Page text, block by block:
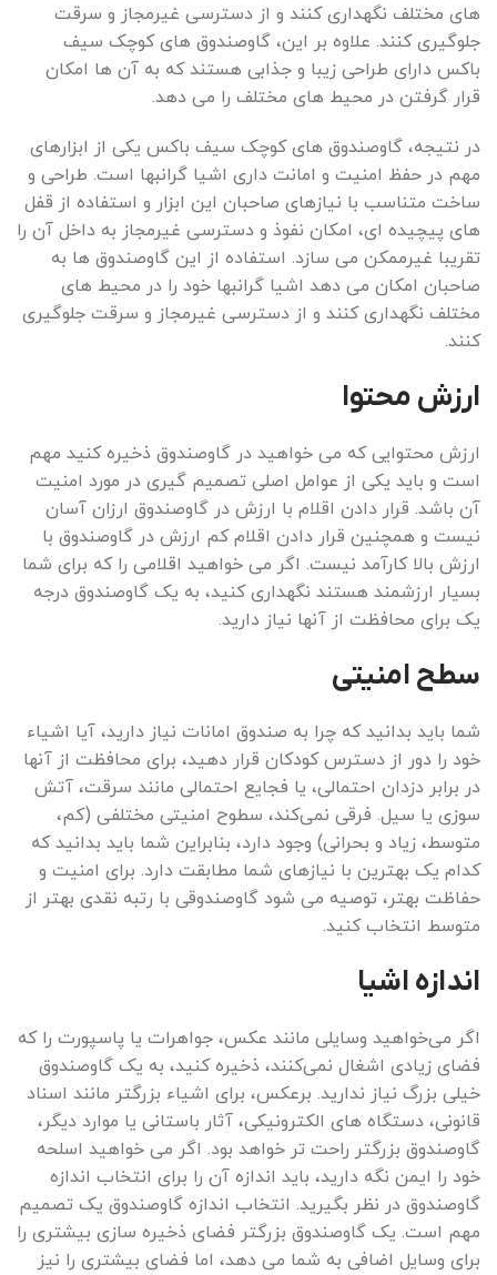
های مختلف نگهداری کنند و از دسترسی غیرمجاز و سرقت
جلوگیری کنند. علاوه بر این، گاوصندوق های کوچک سیف
باکس دارای طراحی زیبا و جذابی هستند که به آن ها امکان
قرار گرفتن در محیط های مختلف را می دهد.
در نتیجه، گاوصندوق های کوچک سیف باکس یکی از ابزارهای
مهم در حفظ امنیت و امانت داری اشیا گرانبها است. طراحی و
ساخت متناسب با نیازهای صاحبان این ابزار و استفاده از قفل
های پیچیده ای، امکان نفوذ و دسترسی غیرمجاز به داخل آن را
تقریبا غیرممکن می سازد. استفاده از این گاوصندوق ها به
صاحبان امکان می دهد اشیا گرانبها خود را در محیط های
مختلف نگهداری کنند و از دسترسی غیرمجاز و سرقت جلوگیری
کنند.
ارزش محتوا
ارزش محتوایی که می خواهید در گاوصندوق ذخیره کنید مهم
است و باید یکی از عوامل اصلی تصمیم گیری در مورد امنیت
آن باشد. قرار دادن اقلام با ارزش در گاوصندوق ارزان آسان
نیست و همچنین قرار دادن اقلام کم ارزش در گاوصندوق با
ارزش بالا کارآمد نیست. اگر می خواهید اقلامی را که برای شما
بسیار ارزشمند هستند نگهداری کنید، به یک گاوصندوق درجه
یک برای محافظت از آنها نیاز دارید.
سطح امنیتی
شما باید بدانید که چرا به صندوق امانات نیاز دارید، آیا اشیاء
خود را دور از دسترس کودکان قرار دهید، برای محافظت از آنها
در برابر دزدان احتمالی، یا فجایع احتمالی مانند سرقت، آتش
سوزی یا سیل. فرقی نمی‌کند، سطوح امنیتی مختلفی (کم،
متوسط، زیاد و بحرانی) وجود دارد، بنابراین شما باید بدانید که
کدام یک بهترین با نیازهای شما مطابقت دارد. برای امنیت و
حفاظت بهتر، توصیه می شود گاوصندوقی با رتبه نقدی بهتر از
متوسط ​​انتخاب کنید.
اندازه اشیا
اگر می‌خواهید وسایلی مانند عکس، جواهرات یا پاسپورت را که
فضای زیادی اشغال نمی‌کنند، ذخیره کنید، به یک گاوصندوق
خیلی بزرگ نیاز ندارید. برعکس، برای اشیاء بزرگتر مانند اسناد
قانونی، دستگاه های الکترونیکی، آثار باستانی یا موارد دیگر،
گاوصندوق بزرگتر راحت تر خواهد بود. اگر می خواهید اسلحه
خود را ایمن نگه دارید، باید اندازه آن را برای انتخاب اندازه
گاوصندوق در نظر بگیرید. انتخاب اندازه گاوصندوق یک تصمیم
مهم است. یک گاوصندوق بزرگتر فضای ذخیره سازی بیشتری را
برای وسایل اضافی به شما می دهد، اما فضای بیشتری را نیز